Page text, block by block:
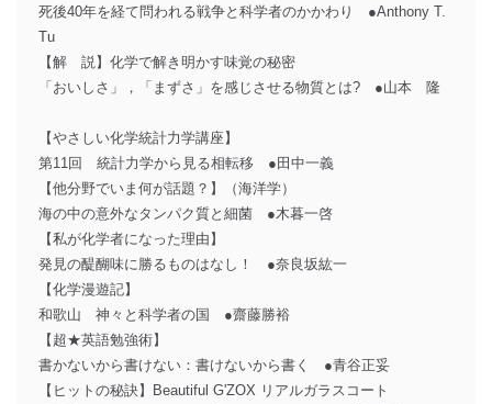
死後40年を経て問われる戦争と科学者のかかわり ●Anthony T.
Tu
【解 説】化学で解き明かす味覚の秘密
「おいしさ」，「まずさ」を感じさせる物質とは? ●山本 隆
【やさしい化学統計力学講座】
第11回 統計力学から見る相転移 ●田中一義
【他分野でいま何が話題？】（海洋学）
海の中の意外なタンパク質と細菌 ●木暮一啓
【私が化学者になった理由】
発見の醍醐味に勝るものはなし！ ●奈良坂紘一
【化学漫遊記】
和歌山 神々と科学者の国 ●齋藤勝裕
【超★英語勉強術】
書かないから書けない：書けないから書く ●青谷正妥
【ヒットの秘訣】Beautiful G'ZOX リアルガラスコート